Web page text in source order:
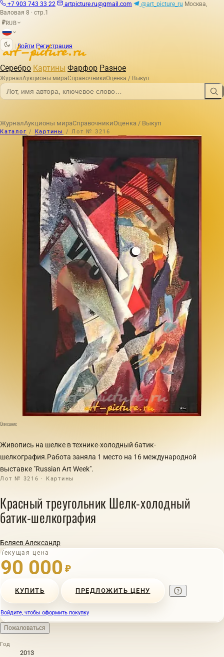
+7 903 743 33 22 artpicture.ru@gmail.com @art_picture_ru Москва,
Валовая 8 · стр.1
₽RUB
Войти Регистрация
Серебро Картины Фарфор Разное
ЖурналАукционы мираСправочникиОценка / Выкуп
ЖурналАукционы мираСправочникиОценка / Выкуп
Каталог / Картины / Лот № 3216
Описание
Живопись на шелке в технике-холодный батик-
шелкография.Работа заняла 1 место на 16 международной
выставке "Russian Art Week".
Лот № 3216 · Картины
Красный треугольник Шелк-холодный
батик-шелкография
Беляев Александр
Текущая цена
90 000 ₽
КУПИТЬ ПРЕДЛОЖИТЬ ЦЕНУ
Войдите, чтобы оформить покупку
Пожаловаться
Год
2013